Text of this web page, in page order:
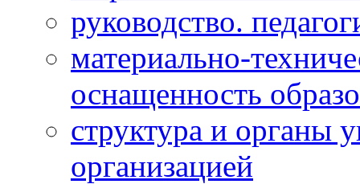
руководство.
материально-
оснащенность
структура и органы
организацией